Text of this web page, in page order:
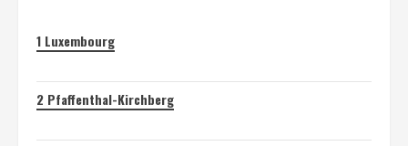
1 Luxembourg
2 Pfaffenthal-Kirchberg